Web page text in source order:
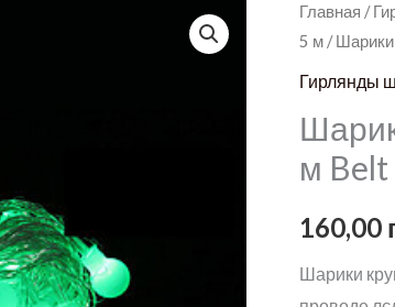
Главная /
5 м /
Гирлянды
м
160,00
Шарики